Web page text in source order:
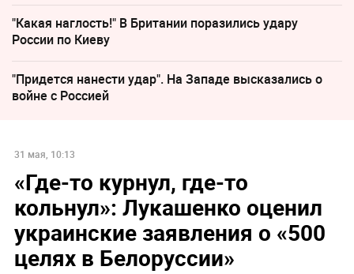
"Какая наглость!" В Британии поразились удару
России по Киеву
"Придется нанести удар". На Западе высказались о
войне с Россией
31 мая, 10:13
«Где-то курнул, где-то
кольнул»: Лукашенко оценил
украинские заявления о «500
целях в Белоруссии»